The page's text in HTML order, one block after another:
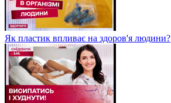
Як пластик впливає на здоров'я людини?